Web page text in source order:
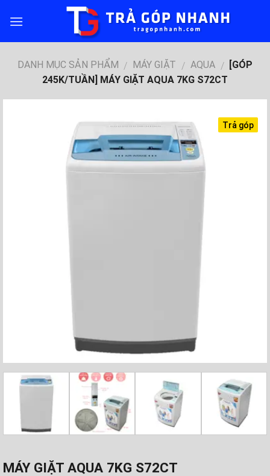
DANH MỤC SẢN PHẨM / MÁY GIẶT / AQUA /
[GÓP
245K/TUẦN] MÁY GIẶT AQUA 7KG S72CT
Trả góp
MÁY GIẶT AQUA 7KG S72CT